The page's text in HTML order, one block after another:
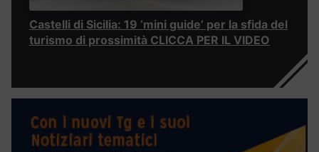
Castelli di Sicilia: 19 ‘mini guide’ per la sfida del
turismo di prossimità CLICCA PER IL VIDEO